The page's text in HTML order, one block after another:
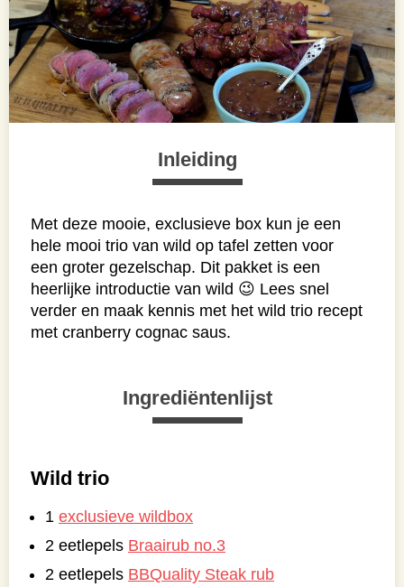
Inleiding
Met deze mooie, exclusieve box kun je een
hele mooi trio van wild op tafel zetten voor
een groter gezelschap. Dit pakket is een
heerlijke introductie van wild 😉 Lees snel
verder en maak kennis met het wild trio recept
met cranberry cognac saus.
Ingrediëntenlijst
Wild trio
1 exclusieve wildbox
2 eetlepels Braairub no.3
2 eetlepels BBQuality Steak rub